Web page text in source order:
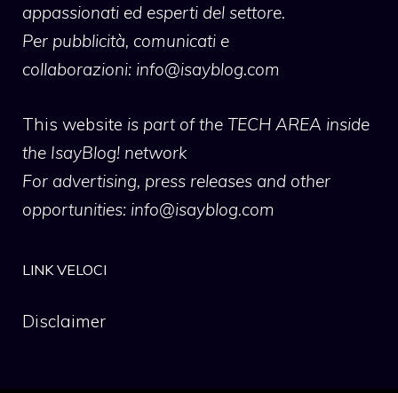
appassionati ed esperti del settore.
Per pubblicità, comunicati e
collaborazioni: info@isayblog.com
This website is part of the TECH AREA inside
the IsayBlog! network
For advertising, press releases and other
opportunities: info@isayblog.com
LINK VELOCI
Disclaimer